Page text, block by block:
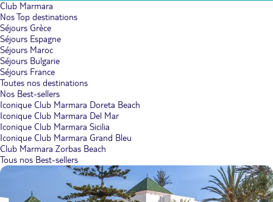
Club Marmara
Nos Top destinations
Séjours Grèce
Séjours Espagne
Séjours Maroc
Séjours Bulgarie
Séjours France
Toutes nos destinations
Nos Best-sellers
Iconique Club Marmara Doreta Beach
Iconique Club Marmara Del Mar
Iconique Club Marmara Sicilia
Iconique Club Marmara Grand Bleu
Club Marmara Zorbas Beach
Tous nos Best-sellers